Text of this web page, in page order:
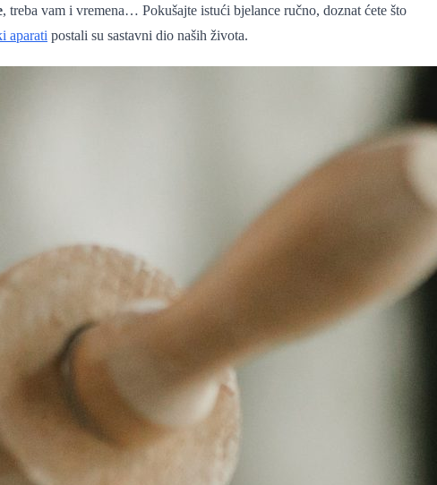
, treba vam i vremena… Pokušajte istući bjelance ručno, doznat ćete što
aparati postali su sastavni dio naših života.